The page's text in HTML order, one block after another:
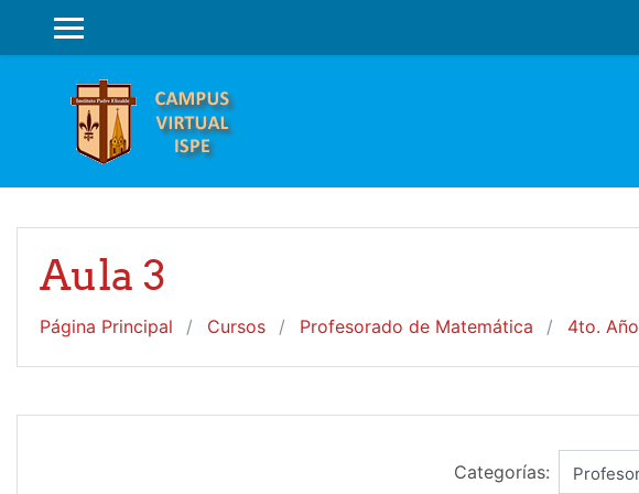
PANEL LATERAL
Aula 3
Página Principal Cursos Profesorado de Matemática 4to. Año
Categorías: